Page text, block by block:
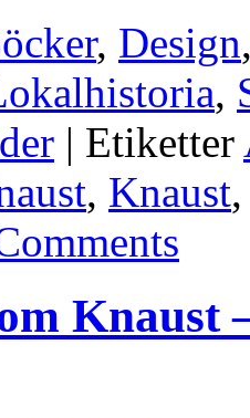
, Design
,
| Etiketter
, Knaust
Knaust